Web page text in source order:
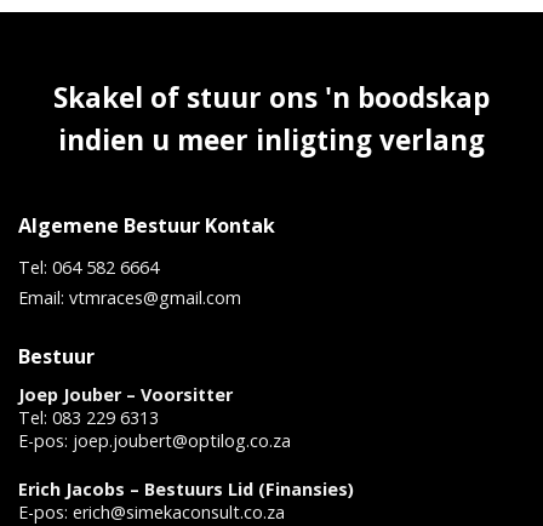
Skakel of stuur ons 'n boodskap
indien u meer inligting verlang
Algemene Bestuur Kontak
Tel: 064 582 6664
Email: vtmraces@gmail.com
Bestuur
Joep Jouber – Voorsitter
Tel: 083 229 6313
E-pos: joep.joubert@optilog.co.za
Erich Jacobs – Bestuurs Lid (Finansies)
E-pos: erich@simekaconsult.co.za